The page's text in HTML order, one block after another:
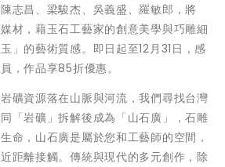
志昌、梁駿杰、吳義盛、羅敏郎，將
材，藉玉石工藝家的創意美學與巧雕細
」的藝術質感。即日起至12月31日，感
，作品享85折優惠。
礦資源落在山脈與河流，我們尋找台灣
「岩礦」拆解後成為「山石廣」，石雕
命，山石廣是屬於您和工藝師的空間，
距離接觸。傳統與現代的多元創作，除